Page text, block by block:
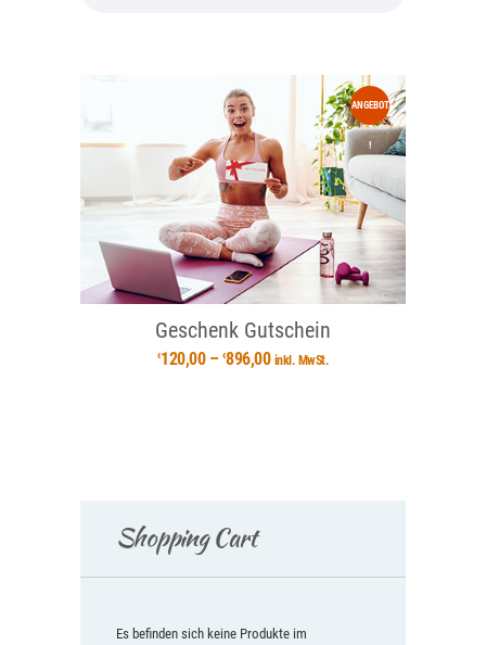
ANGEBOT
!
Geschenk Gutschein
€120,00– €896,00 inkl. MwSt.
können
gewählt
Shopping Cart
Es befinden sich keine Produkte im